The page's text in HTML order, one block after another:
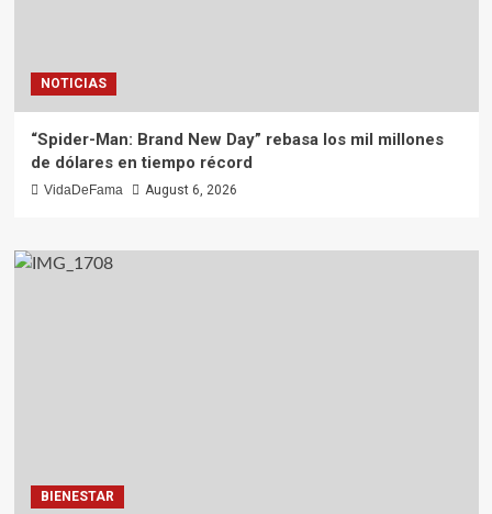
NOTICIAS
“Spider-Man: Brand New Day” rebasa los mil millones
de dólares en tiempo récord
VidaDeFama August 6, 2026
BIENESTAR